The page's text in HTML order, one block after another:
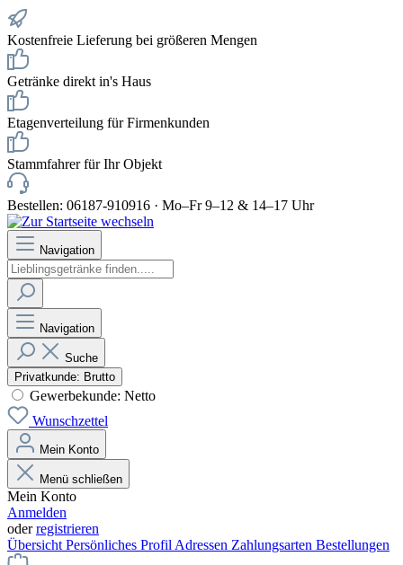
Kostenfreie Lieferung bei größeren Mengen
Getränke direkt in's Haus
Etagenverteilung für Firmenkunden
Stammfahrer für Ihr Objekt
Bestellen: 06187-910916 · Mo–Fr 9–12 & 14–17 Uhr
Navigation
Navigation
Suche
Privatkunde: Brutto
Gewerbekunde: Netto
Wunschzettel
Mein Konto
Menü schließen
Mein Konto
Anmelden
oderregistrieren
Übersicht Persönliches Profil Adressen Zahlungsarten Bestellungen